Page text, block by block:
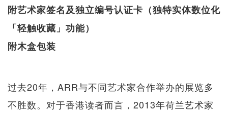
附艺术家签名及独立编号认证卡（独特实体数位化
「轻触收藏」功能）
附木盒包装
过去20年，ARR与不同艺术家合作举办的展览多
不胜数。对于香港读者而言，2013年荷兰艺术家